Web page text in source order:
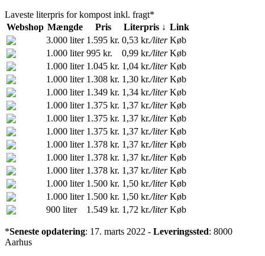
Laveste literpris for kompost inkl. fragt*
Webshop Mængde Pris Literpris ↓ Link
3.000 liter 1.595 kr. 0,53 kr./liter Køb
1.000 liter 995 kr. 0,99 kr./liter Køb
1.000 liter 1.045 kr. 1,04 kr./liter Køb
1.000 liter 1.308 kr. 1,30 kr./liter Køb
1.000 liter 1.349 kr. 1,34 kr./liter Køb
1.000 liter 1.375 kr. 1,37 kr./liter Køb
1.000 liter 1.375 kr. 1,37 kr./liter Køb
1.000 liter 1.375 kr. 1,37 kr./liter Køb
1.000 liter 1.378 kr. 1,37 kr./liter Køb
1.000 liter 1.378 kr. 1,37 kr./liter Køb
1.000 liter 1.378 kr. 1,37 kr./liter Køb
1.000 liter 1.500 kr. 1,50 kr./liter Køb
1.000 liter 1.500 kr. 1,50 kr./liter Køb
900 liter
1.549 kr. 1,72 kr./liter Køb
*Seneste opdatering: 17. marts 2022 - Leveringssted: 8000
Aarhus